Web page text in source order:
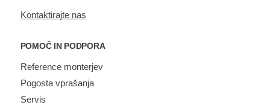
Kontaktirajte nas
POMOČ IN PODPORA
Reference monterjev
Pogosta vprašanja
Servis